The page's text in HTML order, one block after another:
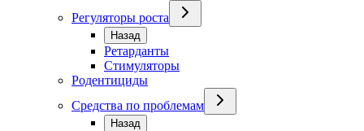
Регуляторы роста
Назад
Ретарданты
Стимуляторы
Родентициды
Средства по проблемам
Назад